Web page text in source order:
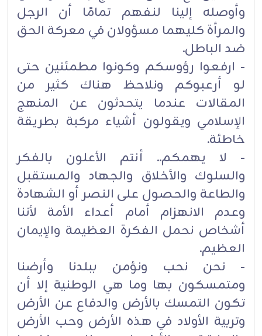
‏وأوصله إلينا لنفهم تمامًا أن الرجل
والمرأة كليهما مسؤولان في معركة الحق
ضد الباطل.
- ارفعوا رؤوسكم وكونوا مطمئنين حتى
لو أرعبوكم ونلاحظ هناك كثير من
المقالات عندما ‏يتحدثون عن المنهج
الإسلامي ويقولون أشياء مركبة بطريقة
خاطئة.
- لا يهمكم.. ‏أنتم الأعلون بالفكر
والسلوك والأخلاق والجهاد والمستقبل
والطاعة والحصول على النصر أو الشهادة
وعدم الانهزام أمام أعداء الأمة لأننا
أشخاص نحمل الفكرة العظيمة ‏والإيمان
العظيم.
- نحن نحب ونؤمن ببلدنا وأرضنا
ومتمسكون بها وما هي الوطنية إلا أن
تكون التمسك بالأرض والدفاع عن ‏الأرض
وتربية الأولاد في هذه الأرض وحب الأرض